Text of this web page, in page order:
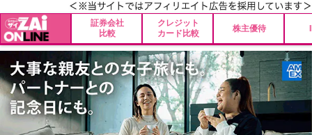
証券会社
比較
クレジット
カード比較
株主優待